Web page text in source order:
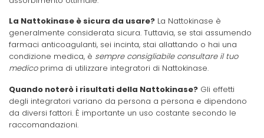
La Nattokinase è sicura da usare? La Nattokinase è
generalmente considerata sicura. Tuttavia, se stai assumendo
farmaci anticoagulanti, sei incinta, stai allattando o hai una
condizione medica, è sempre consigliabile consultare il tuo
medicoprima di utilizzare integratori di Nattokinase.
Quando noterò i risultati della Nattokinase? Gli effetti
degli integratori variano da persona a persona e dipendono
da diversi fattori. È importante un uso costante secondo le
raccomandazioni.